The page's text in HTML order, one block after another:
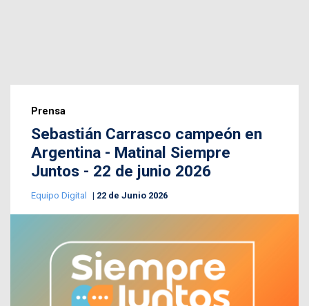
Prensa
Sebastián Carrasco campeón en
Argentina - Matinal Siempre
Juntos - 22 de junio 2026
Equipo Digital 22 de Junio 2026